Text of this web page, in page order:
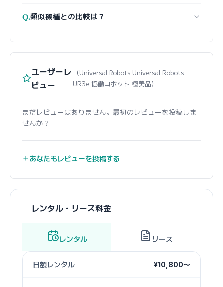
Q.類似機種との比較は？
ユーザーレ
ビュー
（Universal Robots Universal Robots
UR3e 協働ロボット 極美品）
まだレビューはありません。最初のレビューを投稿しま
せんか？
あなたもレビューを投稿する
レンタル・リース料金
レンタル リース
日額レンタル ¥10,800〜